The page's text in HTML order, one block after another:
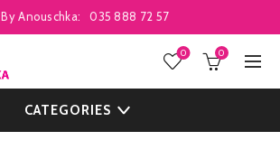
By Anouschka: 035 888 72 57
0 0
CATEGORIES